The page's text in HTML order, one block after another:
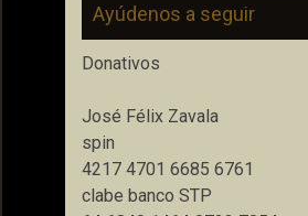
Ayúdenos a seguir
Donativos
José Félix Zavala
spin
4217 4701 6685 6761
clabe banco STP